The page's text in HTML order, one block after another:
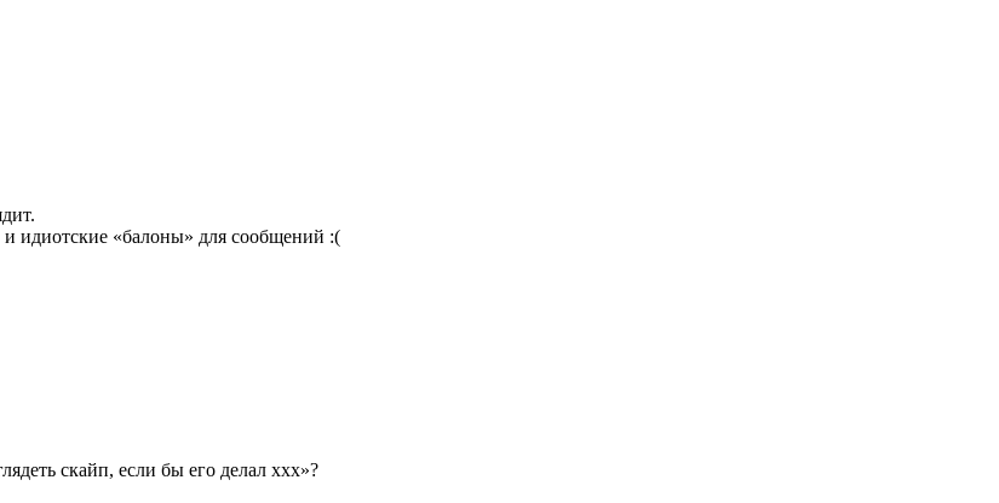
идиотские «балоны» для сообщений :(
скайп, если бы его делал ххх»?